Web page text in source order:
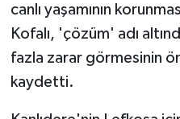
canlı yaşamının
Kofalı, 'çözüm' adı
fazla zarar görmesinin
kaydetti.